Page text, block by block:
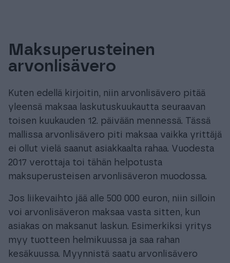
Maksuperusteinen
arvonlisävero
Kuten edellä kirjoitin, niin arvonlisävero pitää
yleensä maksaa laskutuskuukautta seuraavan
toisen kuukauden 12. päivään mennessä. Tässä
mallissa arvonlisävero piti maksaa vaikka yrittäjä
ei ollut vielä saanut asiakkaalta rahaa. Vuodesta
2017 verottaja toi tähän helpotusta
maksuperusteisen arvonlisäveron muodossa.
Jos liikevaihto jää alle 500 000 euron, niin silloin
voi arvonlisäveron maksaa vasta sitten, kun
asiakas on maksanut laskun. Esimerkiksi yritys
myy tuotteen helmikuussa ja saa rahan
kesäkuussa. Myynnistä saatu arvonlisävero